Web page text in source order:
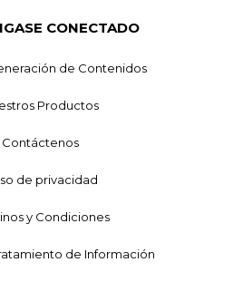
CONECTADO
de Contenidos
Productos
Contáctenos
de privacidad
y Condiciones
de Información